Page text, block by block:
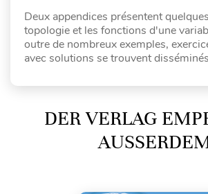
Deux appendices présentent
topologie et les fonctions d'une
outre de nombreux exemples,
avec solutions se trouvent
DER VERLAG
AUSSERDEM